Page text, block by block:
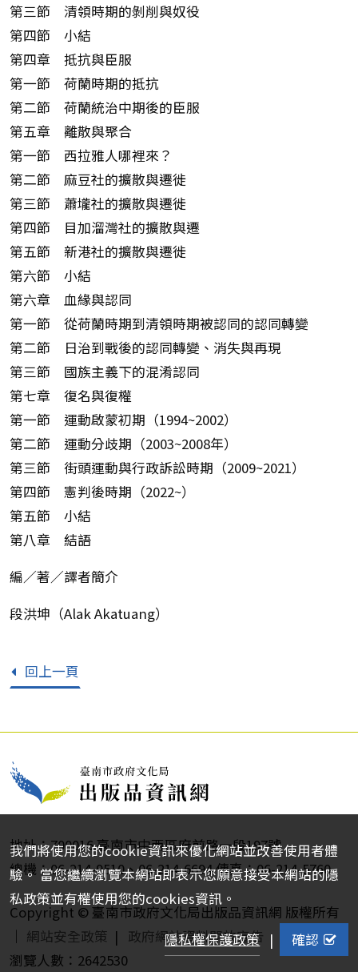
第三節 清領時期的剝削與奴役
第四節 小結
第四章 抵抗與臣服
第一節 荷蘭時期的抵抗
第二節 荷蘭統治中期後的臣服
第五章 離散與聚合
第一節 西拉雅人哪裡來？
第二節 麻豆社的擴散與遷徙
第三節 蕭壠社的擴散與遷徙
第四節 目加溜灣社的擴散與遷
第五節 新港社的擴散與遷徙
第六節 小結
第六章 血緣與認同
第一節 從荷蘭時期到清領時期被認同的認同轉變
第二節 日治到戰後的認同轉變、消失與再現
第三節 國族主義下的混淆認同
第七章 復名與復權
第一節 運動啟蒙初期（1994~2002）
第二節 運動分歧期（2003~2008年）
第三節 街頭運動與行政訴訟時期（2009~2021）
第四節 憲判後時期（2022~）
第五節 小結
第八章 結語
編／著／譯者簡介
段洪坤（Alak Akatuang）
回上一頁
地址：700016 臺南市中西區府前路一段197號
總機：06-214-9510、06-214-6694 傳真：06-214-5760
Copyright © 臺南市政府文化局出版品資訊網 版權所有
｜ 網站安全政策 | 政府網站資料開放宣告
瀏覽人數：2642530
我們將使用您的cookie資訊來優化網站並改善使用者體
驗。 當您繼續瀏覽本網站即表示您願意接受本網站的隱
私政策並有權使用您的cookies資訊。
隱私權保護政策| 確認